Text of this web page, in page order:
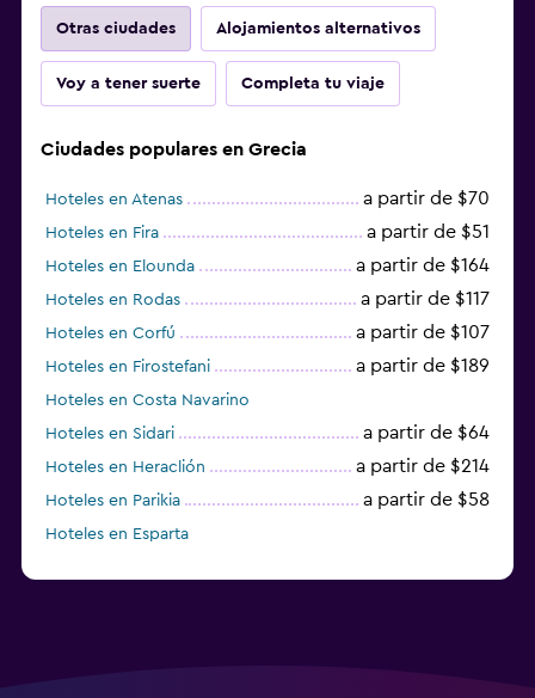
Otras ciudades Alojamientos alternativos
Voy a tener suerte Completa tu viaje
Ciudades populares en Grecia
Hoteles en Atenas a partir de $70
Hoteles en Fira a partir de $51
Hoteles en Elounda a partir de $164
Hoteles en Rodas a partir de $117
Hoteles en Corfú a partir de $107
Hoteles en Firostefani a partir de $189
Hoteles en Costa Navarino
Hoteles en Sidari
a partir de $64
Hoteles en Heraclión a partir de $214
Hoteles en Parikia a partir de $58
Hoteles en Esparta